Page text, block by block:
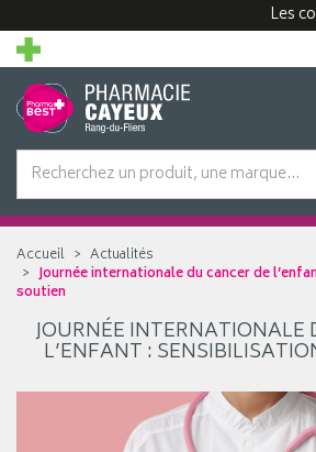
Les
Accueil
Actualités
Journée internationale du cancer de
soutien
JOURNÉE INTERNATIONALE
L’ENFANT :